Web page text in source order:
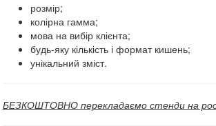
розмір;
колірна гамма;
мова на вибір клієнта;
будь-яку кількість і формат кишень;
унікальний зміст.
БЕЗКОШТОВНО перекладаємо стенди на